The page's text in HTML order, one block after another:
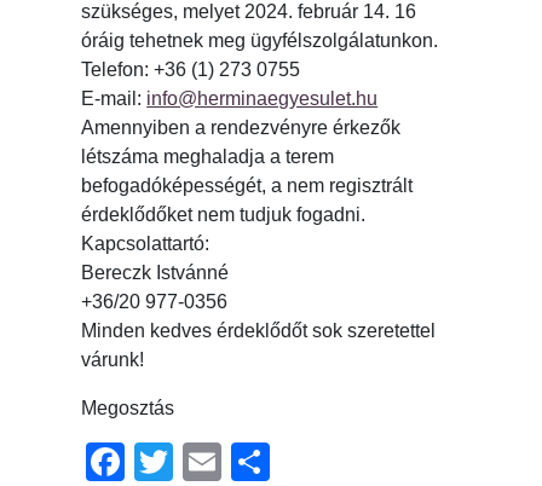
szükséges, melyet 2024. február 14. 16
óráig tehetnek meg ügyfélszolgálatunkon.
Telefon: +36 (1) 273 0755
E-mail: info@herminaegyesulet.hu
Amennyiben a rendezvényre érkezők
létszáma meghaladja a terem
befogadóképességét, a nem regisztrált
érdeklődőket nem tudjuk fogadni.
Kapcsolattartó:
Bereczk Istvánné
+36/20 977-0356
Minden kedves érdeklődőt sok szeretettel
várunk!
Megosztás
Facebook
TwitterEmail